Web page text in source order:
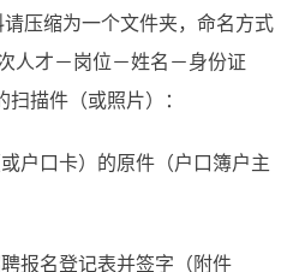
请压缩为一个文件夹，命名方式
人才－岗位－姓名－身份证
扫描件（或照片）：
户口卡）的原件（户口簿户主
报名登记表并签字（附件